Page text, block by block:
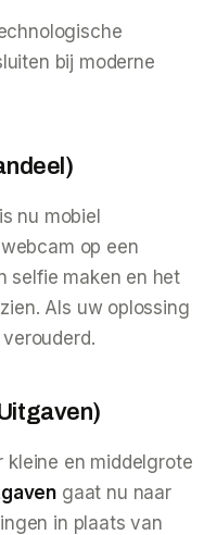
bij moderne
nu mobiel
op een
selfie maken en het
Als uw oplossing
kleine en middelgrote
gaat nu naar
in plaats van